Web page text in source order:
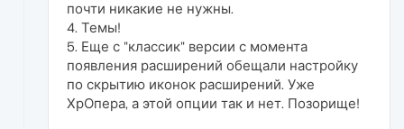
почти никакие не нужны.
4. Темы!
5. Еще с "классик" версии с момента
появления расширений обещали настройку
по скрытию иконок расширений. Уже
ХрОпера, а этой опции так и нет. Позорище!